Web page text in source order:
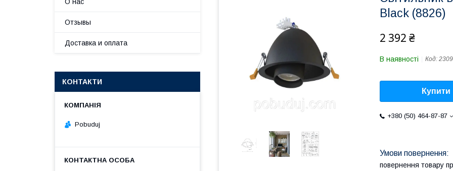
Black (8826)
2 392 ₴
В наявності Код:
Купити
+380 (50) 464-87-87
повернення товару
Отзывы
Доставка и оплата
КОНТАКТИ
Pobuduj